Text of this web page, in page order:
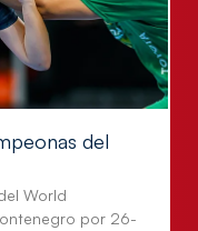
del
World
por 26-